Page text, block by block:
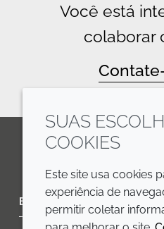
Você está
colaborar
LinkedIn
EMPRESA
SUAS
COOKIES
Este site usa cookies
experiência de
permitir coletar